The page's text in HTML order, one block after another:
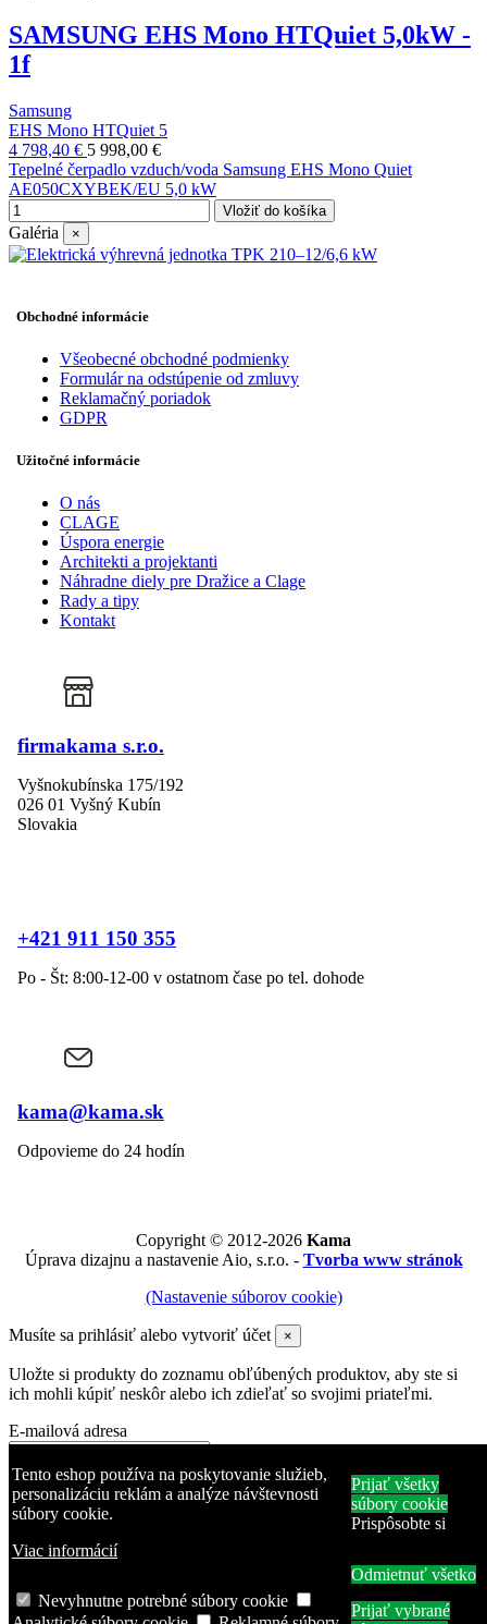
Tento eshop používa na poskytovanie služieb,
personalizáciu reklám a analýze návštevnosti
súbory cookie.
Viac informácií
Prijať všetky
súbory cookie
Prispôsobte si
Odmietnuť všetko
Nevyhnutne potrebné súbory cookie
Prijať vybrané
SAMSUNG EHS Mono HTQuiet 5,0kW -
1f
Samsung
EHS Mono HTQuiet 5
4 798,40 € 5 998,00 €
Tepelné čerpadlo vzduch/voda Samsung EHS Mono Quiet
AE050CXYBEK/EU 5,0 kW
Vložiť do košíka
Galéria ×
Obchodné informácie
Všeobecné obchodné podmienky
Formulár na odstúpenie od zmluvy
Reklamačný poriadok
GDPR
Užitočné informácie
O nás
CLAGE
Úspora energie
Architekti a projektanti
Náhradne diely pre Dražice a Clage
Rady a tipy
Kontakt
firmakama s.r.o.
Vyšnokubínska 175/192
026 01 Vyšný Kubín
Slovakia
+421 911 150 355
Po - Št: 8:00-12-00 v ostatnom čase po tel. dohode
kama@kama.sk
Odpovieme do 24 hodín
Copyright © 2012-2026 Kama
Úprava dizajnu a nastavenie Aio, s.r.o. - Tvorba www stránok
(Nastavenie súborov cookie)
Musíte sa prihlásiť alebo vytvoriť účet ×
Uložte si produkty do zoznamu obľúbených produktov, aby ste si
ich mohli kúpiť neskôr alebo ich zdieľať so svojimi priateľmi.
E-mailová adresa
Heslo
Zabudli ste heslo?
Produkt bol pridaný do zoznamu obľúbených produktov
Produkt pridaný na porovnanie.